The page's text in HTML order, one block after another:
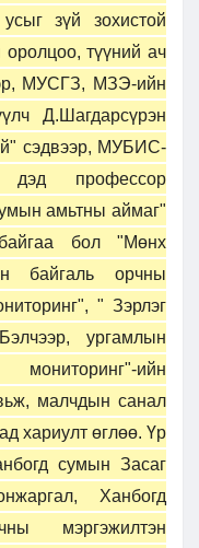
зүй зохистой
түүний ач
МУСГЗ, МЗЭ-ийн
Д.Шагдарсүрэн
сэдвээр, МУБИС-
профессор
амьтны аймаг"
бол "Мөнх
байгаль орчны
" Зэрлэг
ургамлын
ийн
малчдын санал
хариулт өглөө. Үр
сумын Засаг
Ханбогд
мэргэжилтэн